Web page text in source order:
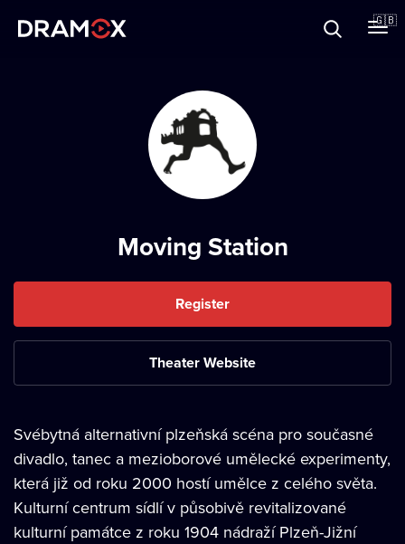
🇬🇧
Moving Station
Register
Theater Website
Svébytná alternativní plzeňská scéna pro současné
divadlo, tanec a mezioborové umělecké experimenty,
která již od roku 2000 hostí umělce z celého světa.
Kulturní centrum sídlí v působivě revitalizované
kulturní památce z roku 1904 nádraží Plzeň-Jižní